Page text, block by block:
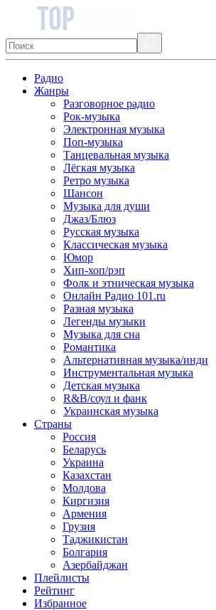
Радио
Жанры
Разговорное радио
Рок-музыка
Электронная музыка
Поп-музыка
Танцевальная музыка
Лёгкая музыка
Ретро музыка
Шансон
Музыка для души
Джаз/Блюз
Русская музыка
Классическая музыка
Юмор
Хип-хоп/рэп
Фолк и этническая музыка
Онлайн Радио 101.ru
Разная музыка
Легенды музыки
Музыка для сна
Романтика
Альтернативная музыка/инди
Инструментальная музыка
Детская музыка
R&B/cоул и фанк
Украинская музыка
Страны
Россия
Беларусь
Украина
Казахстан
Молдова
Киргизия
Армения
Грузия
Таджикистан
Болгария
Азербайджан
Плейлисты
Рейтинг
Избранное